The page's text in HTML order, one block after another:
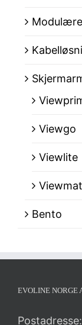
Viewgo
Viewlite
Bento
EVOLINE NORGE
Postadresse: